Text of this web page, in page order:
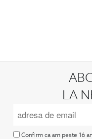
LA
Confirm ca am peste 16